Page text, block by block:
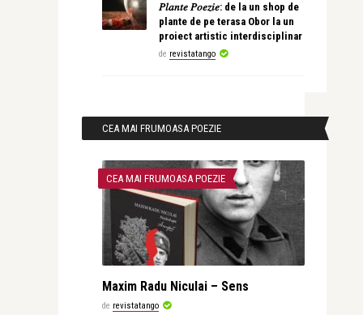
𝑃𝑙𝑎𝑛𝑡𝑒 𝑃𝑜𝑒𝑧𝑖𝑒: de la un shop de
plante de pe terasa Obor la un
proiect artistic interdisciplinar
de revistatango
CEA MAI FRUMOASA POEZIE
CEA MAI FRUMOASA POEZIE
Maxim Radu Niculai – Sens
de revistatango